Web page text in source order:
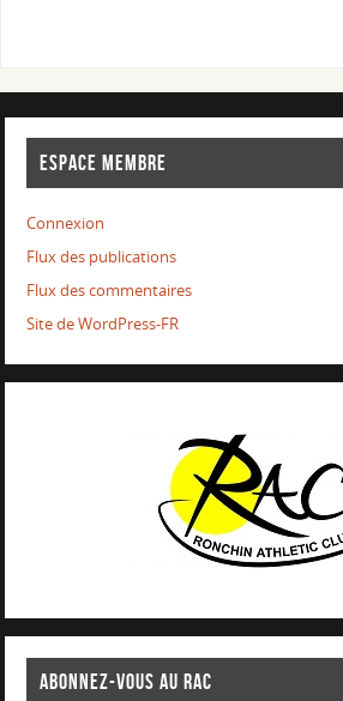
ESPACE MEMBRE
Connexion
Flux des publications
Flux des commentaires
Site de WordPress-FR
ABONNEZ-VOUS AU RAC